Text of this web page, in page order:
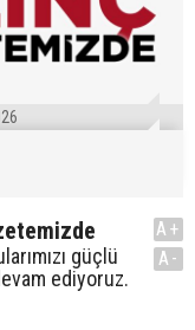
güçlü
ediyoruz.
A+
A-